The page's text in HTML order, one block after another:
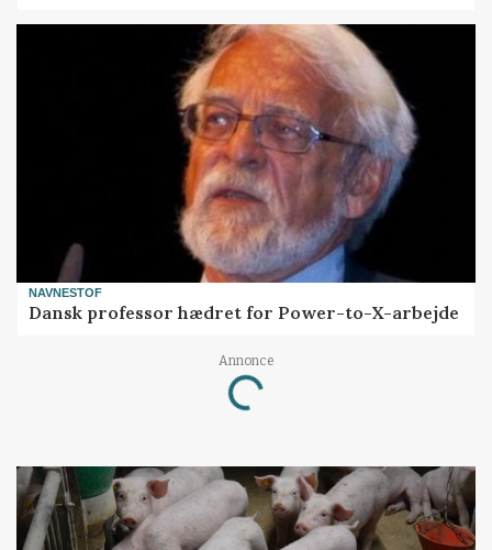
NAVNESTOF
Dansk professor hædret for Power-to-X-arbejde
Annonce
Loading...